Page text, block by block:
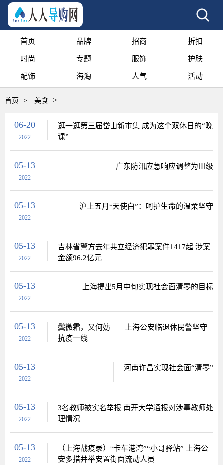
首页 品牌 招商 折扣
时尚 专题 服饰 护肤
配饰 海淘 人气 活动
首页 > 美食 >
06-20
2022
逛一逛第三届岱山新市集 成为这个双休日的“晚
课”
05-13
2022
广东防汛应急响应调整为Ⅲ级
05-13
2022
沪上五月“天使白”：呵护生命的温柔坚守
05-13
2022
吉林省警方去年共立经济犯罪案件1417起 涉案
金额96.2亿元
05-13
2022
上海提出5月中旬实现社会面清零的目标
05-13
2022
鬓微霜，又何妨——上海公安临退休民警坚守
抗疫一线
05-13
2022
河南许昌实现社会面“清零”
05-13
2022
3名教师被实名举报 南开大学通报对涉事教师处
理情况
05-13
2022
（上海战疫录）“卡车港湾”“小哥驿站” 上海公
安多措并举安置街面流动人员